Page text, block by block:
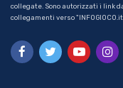
collegate. Sono autorizzati i link
collegamenti verso